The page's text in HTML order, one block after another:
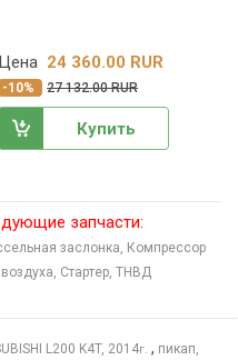
Цена 24 360.00 RUR
-10% 27 132.00 RUR
Купить
запчасти:
заслонка, Компрессор
Стартер, ТНВД
L200 K4T, 2014г. , пикап,